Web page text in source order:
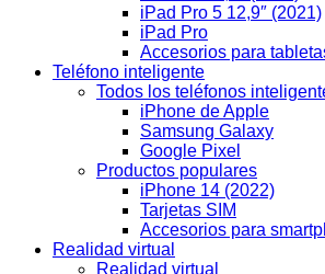
iPad Pro 5 12,9″ (2021)
iPad Pro
Accesorios para
Teléfono inteligente
Todos los teléfonos
iPhone de Apple
Samsung Galaxy
Google Pixel
Productos populares
iPhone 14 (2022)
Tarjetas SIM
Accesorios para
Realidad virtual
Realidad virtual